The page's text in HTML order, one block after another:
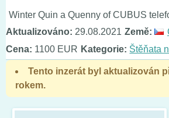
Winter Quin a Quenny of CUBUS
Aktualizováno: 29.08.2021 Země:
Cena: 1100 EUR Kategorie: Štěňata
Tento inzerát byl aktualizován
rokem.